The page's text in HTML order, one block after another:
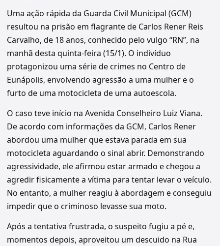
Uma ação rápida da Guarda Civil Municipal (GCM)
resultou na prisão em flagrante de Carlos Rener Reis
Carvalho, de 18 anos, conhecido pelo vulgo “RN”, na
manhã desta quinta-feira (15/1). O indivíduo
protagonizou uma série de crimes no Centro de
Eunápolis, envolvendo agressão a uma mulher e o
furto de uma motocicleta de uma autoescola.
O caso teve início na Avenida Conselheiro Luiz Viana.
De acordo com informações da GCM, Carlos Rener
abordou uma mulher que estava parada em sua
motocicleta aguardando o sinal abrir. Demonstrando
agressividade, ele afirmou estar armado e chegou a
agredir fisicamente a vítima para tentar levar o veículo.
No entanto, a mulher reagiu à abordagem e conseguiu
impedir que o criminoso levasse sua moto.
Após a tentativa frustrada, o suspeito fugiu a pé e,
momentos depois, aproveitou um descuido na Rua